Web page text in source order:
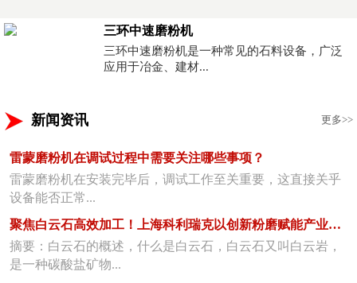
三环中速磨粉机
三环中速磨粉机是一种常见的石料设备，广泛
应用于冶金、建材...
新闻资讯 更多>>
雷蒙磨粉机在调试过程中需要关注哪些事项？
雷蒙磨粉机在安装完毕后，调试工作至关重要，这直接关乎
设备能否正常...
聚焦白云石高效加工！上海科利瑞克以创新粉磨赋能产业升级
摘要：白云石的概述，什么是白云石，白云石又叫白云岩，
是一种碳酸盐矿物...